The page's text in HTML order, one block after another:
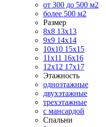
от 300 до 500 м2
более 500 м2
Размер
8х8 13х13
9х9 14х14
10х10 15х15
11x11 16х16
12х12 17х17
Этажность
одноэтажные
двухэтажные
трехэтажные
с мансардой
Спальни